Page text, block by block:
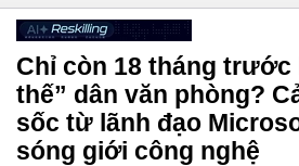
Chỉ còn 18 tháng trước
thế” dân văn phòng?
sốc từ lãnh đạo
sóng giới công nghệ